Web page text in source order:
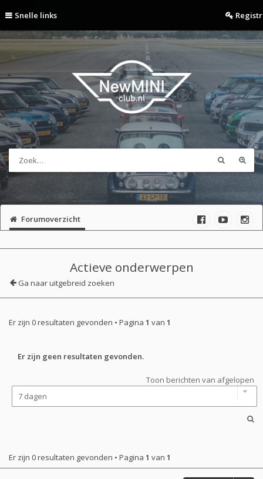
Snelle links
Forumoverzicht
Actieve onderwerpen
Ga naar uitgebreid zoeken
Er zijn 0 resultaten gevonden • Pagina 1 van 1
Er zijn geen resultaten gevonden.
Toon berichten van afgelopen
Er zijn 0 resultaten gevonden • Pagina 1 van 1